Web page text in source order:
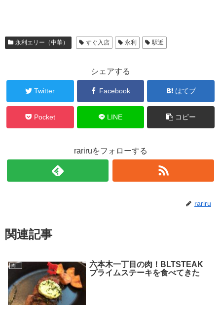
永利エリー（中華） すぐ入店 永利 駅近
シェアする
Twitter Facebook はてブ
Pocket LINE コピー
rariruをフォローする
rariru
関連記事
肉！
六本木一丁目の肉！BLTSTEAK
プライムステーキを食べてきた